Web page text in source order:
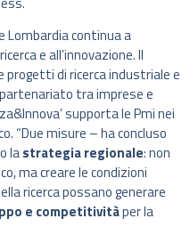
Lombardia continua a
e all’innovazione. Il
progetti di ricerca industriale e
tra imprese e
supporta le Pmi nei
“Due misure – ha concluso
lastrategia regionale: non
ma creare le condizioni
ricerca possano generare
e competitivitàper la